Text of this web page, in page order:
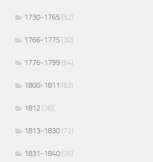
1730-1765 (52)
1766-1775 (30)
1776-1799 (64)
1800-1811 (63)
1812 (36)
1813-1830 (72)
1831-1840 (36)